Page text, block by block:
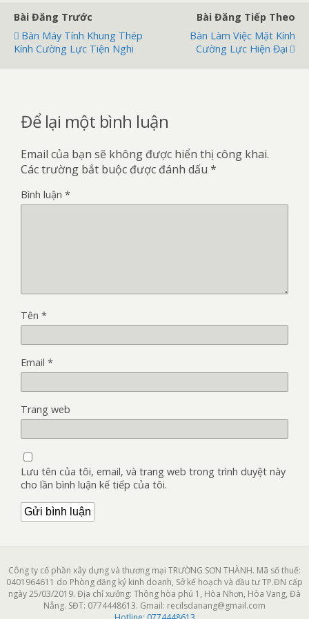
Bài Đăng Trước
Bàn Máy Tính Khung Thép
Kính Cường Lực Tiện Nghi
Bài Đăng Tiếp Theo
Bàn Làm Việc Mặt Kính
Cường Lực Hiện Đại
Để lại một bình luận
Email của bạn sẽ không được hiển thị công khai.
Các trường bắt buộc được đánh dấu *
Bình luận *
Tên *
Email *
Trang web
Lưu tên của tôi, email, và trang web trong trình duyệt này
cho lần bình luận kế tiếp của tôi.
Công ty cổ phần xây dựng và thương mại TRƯỜNG SƠN THÀNH. Mã số thuế:
0401964611 do Phòng đăng ký kinh doanh, Sở kế hoạch và đầu tư TP.ĐN cấp
ngày 25/03/2019. Địa chỉ xưởng: Thông hòa phú 1, Hòa Nhơn, Hòa Vang, Đà
Nẵng. SĐT: 0774448613. Gmail: recilsdanang@gmail.com